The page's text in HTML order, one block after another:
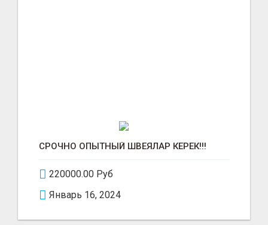
СРОЧНО ОПЫТНЫЙ ШВЕЯЛАР КЕРЕК!!!
220000.00 Руб
Январь 16, 2024